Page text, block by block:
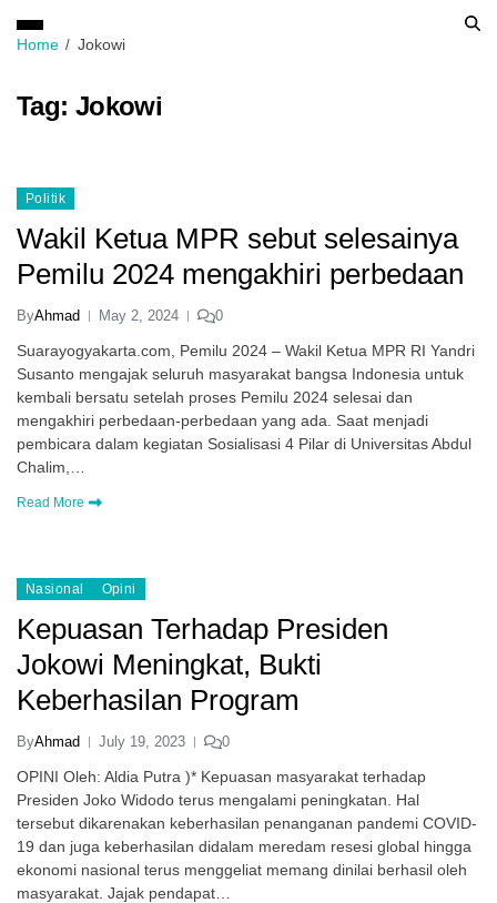
Home Jokowi
Tag: Jokowi
Politik
Wakil Ketua MPR sebut selesainya
Pemilu 2024 mengakhiri perbedaan
ByAhmad May 2, 2024 0
Suarayogyakarta.com, Pemilu 2024 – Wakil Ketua MPR RI Yandri
Susanto mengajak seluruh masyarakat bangsa Indonesia untuk
kembali bersatu setelah proses Pemilu 2024 selesai dan
mengakhiri perbedaan-perbedaan yang ada. Saat menjadi
pembicara dalam kegiatan Sosialisasi 4 Pilar di Universitas Abdul
Chalim,…
Read More
Nasional Opini
Kepuasan Terhadap Presiden
Jokowi Meningkat, Bukti
Keberhasilan Program
ByAhmad July 19, 2023 0
OPINI Oleh: Aldia Putra )* Kepuasan masyarakat terhadap
Presiden Joko Widodo terus mengalami peningkatan. Hal
tersebut dikarenakan keberhasilan penanganan pandemi COVID-
19 dan juga keberhasilan didalam meredam resesi global hingga
ekonomi nasional terus menggeliat memang dinilai berhasil oleh
masyarakat. Jajak pendapat…